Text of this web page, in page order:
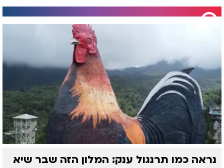
נראה כמו תרנגול ענק: המלון הזה שבר שיא